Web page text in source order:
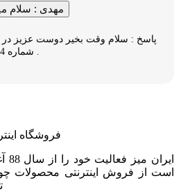
مهدی : سلام
پاسخ : سلام وقت بخیر دوست عزیز در
فروشگاه
است از فروش اینترنتی محصولات